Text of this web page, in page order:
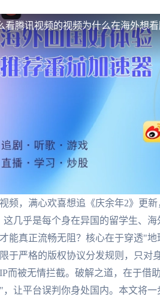
看腾讯视频的视频为什么在海外想
频，满心欢喜想追《庆余年2》更
这几乎是每个身在异国的留学生、
能真正流畅无阻？核心在于穿透"
于严格的版权协议分发规则，只对
而被无情拦截。破解之道，在于
，让平台误判你身处国内。本文将